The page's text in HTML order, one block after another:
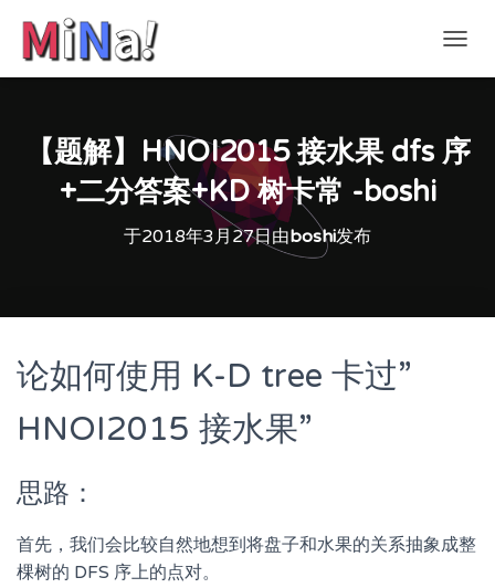
换
【题解】HNOI2015 接水果 dfs 序
+二分答案+KD 树卡常 -boshi
于2018年3月27日 由boshi发布
论如何使用 K-D tree 卡过”
HNOI2015 接水果”
思路：
首先，我们会比较自然地想到将盘子和水果的关系抽象成整
棵树的 DFS 序上的点对。